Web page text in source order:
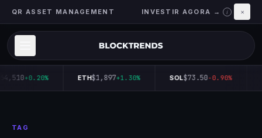
QR ASSET MANAGEMENT INVESTIR AGORA → i ×
+0.20% ETH$1,897+1.30% SOL$73.50-0.90%
TAG